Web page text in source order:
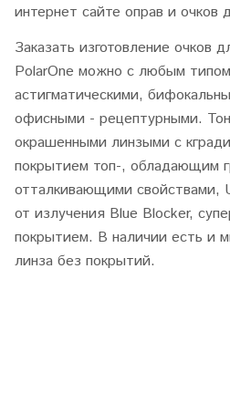
интернет сайте оправ и очков
Заказать изготовление очков
PolarOne можно с любым
астигматическими,
офисными - рецептурными.
окрашенными линзыми с
покрытием топ-, обладающим
отталкивающими свойствами,
от излучения Blue Blocker,
покрытием. В наличии есть и
линза без покрытий.